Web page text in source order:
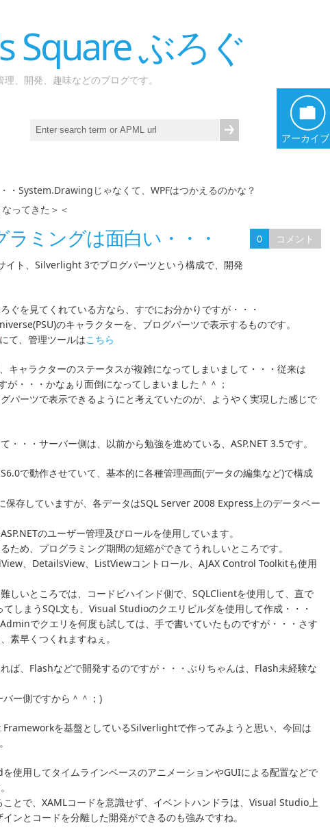
Square ぶろぐ
、開発、趣味などのブログです。
アーカイブ
・System.Drawingじゃなくて、WPFはつかえるのかな？
ってきた＞＜
ミングは面白い・・・ 0
コメント
イト、Silverlight 3でブログパーツという構成で、開発
ぐを見てくれている方なら、すでにお分かりですが・・・
のキャラクターを、ブログパーツで表示するものです。
にて、管理ツールはこちら
キャラクターのステータスが複雑になってしまいまして・・・従来は
が・・・かなぁり面倒になってしまいました＾＾；
パーツで表示できるようにと考えていたのが、ようやく実現した感じで
・・・サーバー側は、以前から勉強を進めている、ASP.NET 3.5です。
で動作させていて、基本的に各種管理画面(データの編集など)で構成
保存していますが、各データはSQL Server 2008 Express上のデータベー
のユーザー管理及びロールを使用しています。
ため、プログラミング期間の短縮ができてうれしいところです。
、DetailsView、ListViewコントロール、AJAX Control Toolkitも使用
しいところでは、コードビハインド側で、SQLClientを使用して、直で
しまうSQL文も、Visual Studioのクエリビルダを使用して作成・・・
でクエリを何度も試しては、手で書いていたものですが・・・さす
素早くつくれますねぇ。
ば、Flashなどで開発するのですが・・・ぶりちゃんは、Flash未経験な
ー側ですから＾＾；)
Frameworkを基盤としているSilverlightで作ってみようと思い、今回は
使用してタイムラインベースのアニメーションやGUIによる配置などで
とで、XAMLコードを意識せず、イベントハンドラは、Visual Studio上
ンとコードを分離した開発ができるのも強みですね。